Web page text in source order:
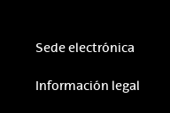
Sede electrónica
Información legal